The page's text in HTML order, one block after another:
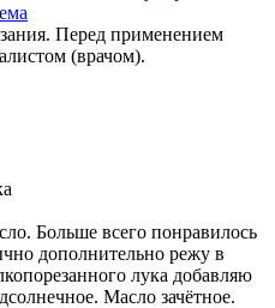
Перед применением
(врачом).
Больше всего понравилось
дополнительно режу в
лука добавляю
Масло зачётное.